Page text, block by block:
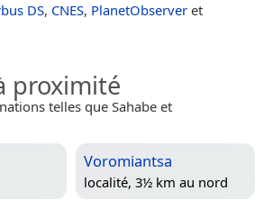
DS, CNES, PlanetObserver et
proximité
telles que Sahabe et
Voromiantsa
localité, 3½ km au nord